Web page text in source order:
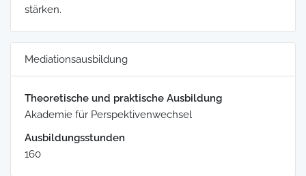
stärken.
Mediationsausbildung
Theoretische und praktische Ausbildung
Akademie für Perspektivenwechsel
Ausbildungsstunden
160